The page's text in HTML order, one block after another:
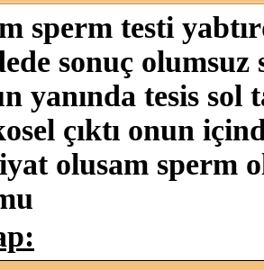
sperm testi
sonuç
yanında tesis sol
çıktı onun
olusam sperm